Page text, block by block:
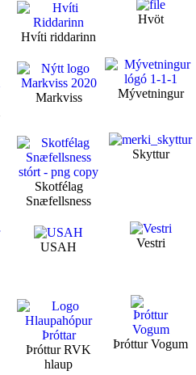
Hvíti riddarinn
Hvöt
Markviss
Mývetningur
Skotfélag
Snæfellsness
Skyttur
USAH Vestri
Þróttur RVK
hlaup
Þróttur Vogum